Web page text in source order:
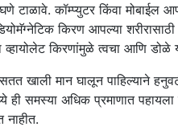
टाळावे. कॉम्प्युटर किंवा मोबाईल
किरण आपल्या
किरणांमुळे त्वचा आणि डोळे
खाली मान घालून पाहिल्याने
समस्या अधिक प्रमाणात
नाहीत.